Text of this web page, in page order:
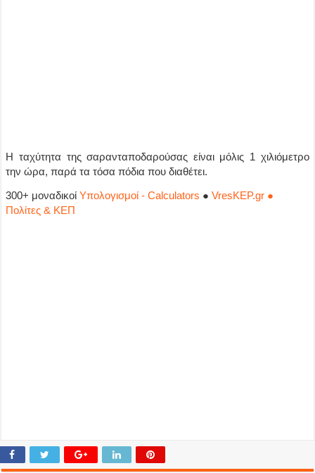
Η ταχύτητα της σαρανταποδαρούσας είναι μόλις 1 χιλιόμετρο
την ώρα, παρά τα τόσα πόδια που διαθέτει.
300+ μοναδικοίΥπολογισμοί - Calculators ●VresKEP.gr ●
Πολίτες & ΚΕΠ